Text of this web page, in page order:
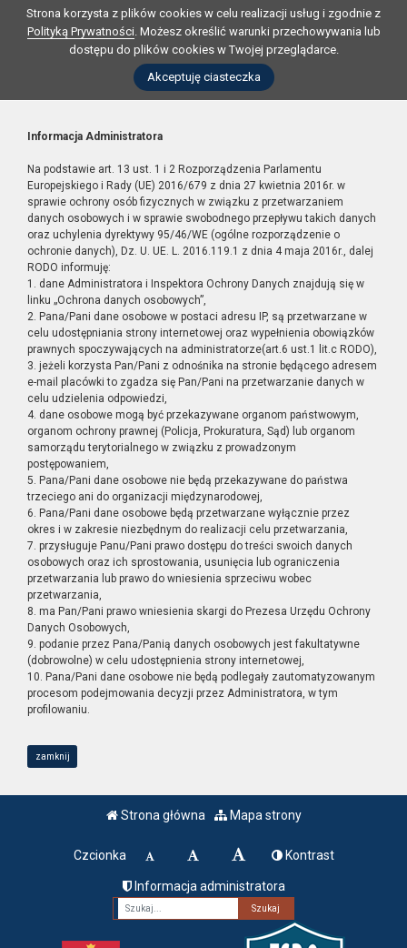
Strona korzysta z plików cookies w celu realizacji usług i zgodnie z
Polityką Prywatności. Możesz określić warunki przechowywania lub
dostępu do plików cookies w Twojej przeglądarce.
Akceptuję ciasteczka
Informacja Administratora
Na podstawie art. 13 ust. 1 i 2 Rozporządzenia Parlamentu
Europejskiego i Rady (UE) 2016/679 z dnia 27 kwietnia 2016r. w
sprawie ochrony osób fizycznych w związku z przetwarzaniem
danych osobowych i w sprawie swobodnego przepływu takich danych
oraz uchylenia dyrektywy 95/46/WE (ogólne rozporządzenie o
ochronie danych), Dz. U. UE. L. 2016.119.1 z dnia 4 maja 2016r., dalej
RODO informuję:
1. dane Administratora i Inspektora Ochrony Danych znajdują się w
linku „Ochrona danych osobowych”,
2. Pana/Pani dane osobowe w postaci adresu IP, są przetwarzane w
celu udostępniania strony internetowej oraz wypełnienia obowiązków
prawnych spoczywających na administratorze(art.6 ust.1 lit.c RODO),
3. jeżeli korzysta Pan/Pani z odnośnika na stronie będącego adresem
e-mail placówki to zgadza się Pan/Pani na przetwarzanie danych w
celu udzielenia odpowiedzi,
4. dane osobowe mogą być przekazywane organom państwowym,
organom ochrony prawnej (Policja, Prokuratura, Sąd) lub organom
samorządu terytorialnego w związku z prowadzonym
postępowaniem,
5. Pana/Pani dane osobowe nie będą przekazywane do państwa
trzeciego ani do organizacji międzynarodowej,
6. Pana/Pani dane osobowe będą przetwarzane wyłącznie przez
okres i w zakresie niezbędnym do realizacji celu przetwarzania,
7. przysługuje Panu/Pani prawo dostępu do treści swoich danych
osobowych oraz ich sprostowania, usunięcia lub ograniczenia
przetwarzania lub prawo do wniesienia sprzeciwu wobec
przetwarzania,
8. ma Pan/Pani prawo wniesienia skargi do Prezesa Urzędu Ochrony
Danych Osobowych,
9. podanie przez Pana/Panią danych osobowych jest fakultatywne
(dobrowolne) w celu udostępnienia strony internetowej,
10. Pana/Pani dane osobowe nie będą podlegały zautomatyzowanym
procesom podejmowania decyzji przez Administratora, w tym
profilowaniu.
zamknij
Strona główna Mapa strony
Czcionka Kontrast
Informacja administratora
Fraza